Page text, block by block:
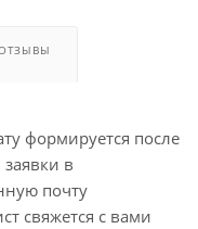
формируется после
в
почту
свяжется с вами